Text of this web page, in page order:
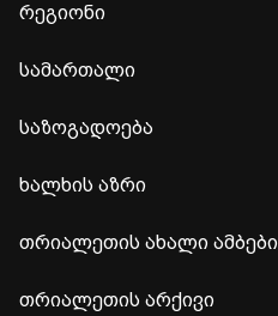
რეგიონი
სამართალი
საზოგადოება
ხალხის აზრი
თრიალეთის ახალი ამბები
თრიალეთის არქივი